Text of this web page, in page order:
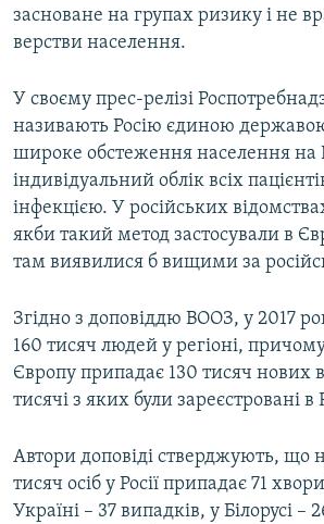
засноване на групах ризику і не
верстви населення.
У своєму прес-релізі
називають Росію єдиною
широке обстеження населення на
індивідуальний облік всіх
інфекцією. У російських
якби такий метод застосували в
там виявилися б вищими за
Згідно з доповіддю ВООЗ, у 2017
160 тисяч людей у регіоні,
Європу припадає 130 тисяч нових
тисячі з яких були зареєстровані в
Автори доповіді стверджують, що
тисяч осіб у Росії припадає 71
Україні – 37 випадків, у Білорусі –